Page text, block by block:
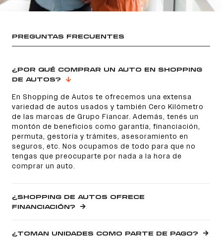
PREGUNTAS FRECUENTES
¿POR QUÉ COMPRAR UN AUTO EN SHOPPING
DE AUTOS?
En Shopping de Autos te ofrecemos una extensa
variedad de autos usados y también Cero Kilómetro
de las marcas de Grupo Fiancar. Además, tenés un
montón de beneficios como garantía, financiación,
permuta, gestoría y trámites, asesoramiento en
seguros, etc. Nos ocupamos de todo para que no
tengas que preocuparte por nada a la hora de
comprar un auto.
¿SHOPPING DE AUTOS OFRECE
FINANCIACIÓN?
¿TOMAN UNIDADES COMO PARTE DE PAGO?